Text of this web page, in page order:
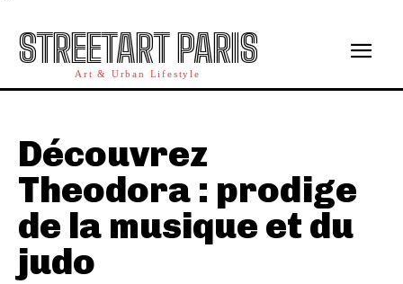
STREETART PARIS
Art & Urban Lifestyle
Découvrez
Theodora : prodige
de la musique et du
judo